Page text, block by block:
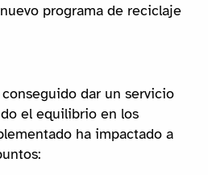
programa de reciclaje
dar un servicio
el equilibrio en los
ha impactado a